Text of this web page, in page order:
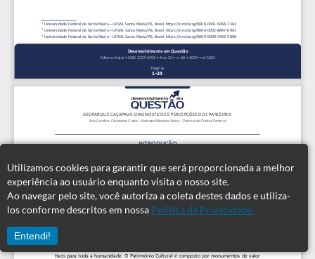
Utilizamos cookies para garantir que será proporcionada a melhor
experiência ao usuário enquanto visita o nosso site.
Ao navegar pelo site, você autoriza a coleta destes dados e utiliza-
los conforme descritos em nossa Política de Privacidade.
Entendi!